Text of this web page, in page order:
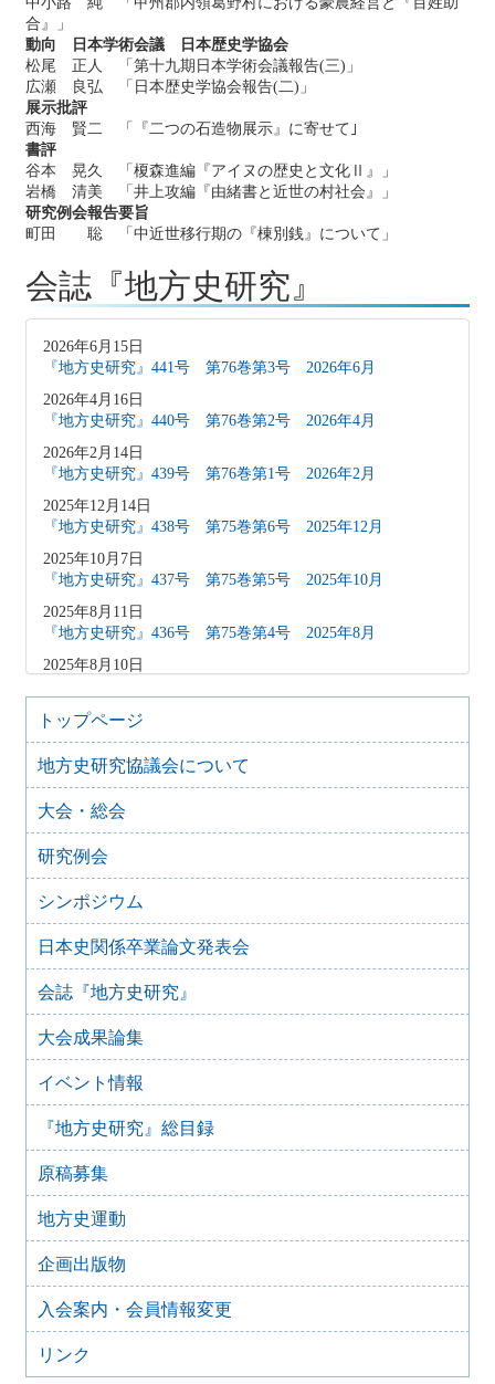
合』」
動向 日本学術会議 日本歴史学協会
松尾 正人 「第十九期日本学術会議報告(三)」
広瀬 良弘 「日本歴史学協会報告(二)」
展示批評
西海 賢二 「『二つの石造物展示』に寄せて｣
書評
谷本 晃久 「榎森進編『アイヌの歴史と文化Ⅱ』」
岩橋 清美 「井上攻編『由緒書と近世の村社会』」
研究例会報告要旨
町田 聡 「中近世移行期の『棟別銭』について」
会誌『地方史研究』
2026年6月15日
『地方史研究』441号 第76巻第3号 2026年6月
2026年4月16日
『地方史研究』440号 第76巻第2号 2026年4月
2026年2月14日
『地方史研究』439号 第76巻第1号 2026年2月
2025年12月14日
『地方史研究』438号 第75巻第6号 2025年12月
2025年10月7日
『地方史研究』437号 第75巻第5号 2025年10月
2025年8月11日
『地方史研究』436号 第75巻第4号 2025年8月
2025年8月10日
2025年6月9日
『地方史研究』435号 第75巻第3号 2025年6月
2025年4月9日
『地方史研究』434号 第75巻第2号 2025年4月
2025年2月10日
『地方史研究』433号 第75巻第1号 2025年2月
2025年1月15日
『地方史研究』432号 第74巻第6号 2024年12月
『地方史研究』431号 第74巻第5号 2024年10月
2024年11月20日
『地方史研究』430号 第74巻第4号 2024年8月
2024年6月4日
『地方史研究』429号 第75巻第3号 2024年6月
2024年6月4日
『地方史研究』428号 第74巻第2号 2024年4月
2024年6月4日
『地方史研究』427号 第74巻第1号 2024年2月
2023年12月24日
『地方史研究』426号 第73巻第6号 2023年12月
『地方史研究』425号 第73巻第5号 2023年10月
2023年8月15日
『地方史研究』424号 第73巻第4号 2023年8月
2023年8月15日
『地方史研究』423号 第73巻第3号 2023年6月
トップページ
地方史研究協議会について
大会・総会
研究例会
シンポジウム
日本史関係卒業論文発表会
会誌『地方史研究』
大会成果論集
イベント情報
『地方史研究』総目録
原稿募集
地方史運動
企画出版物
入会案内・会員情報変更
リンク